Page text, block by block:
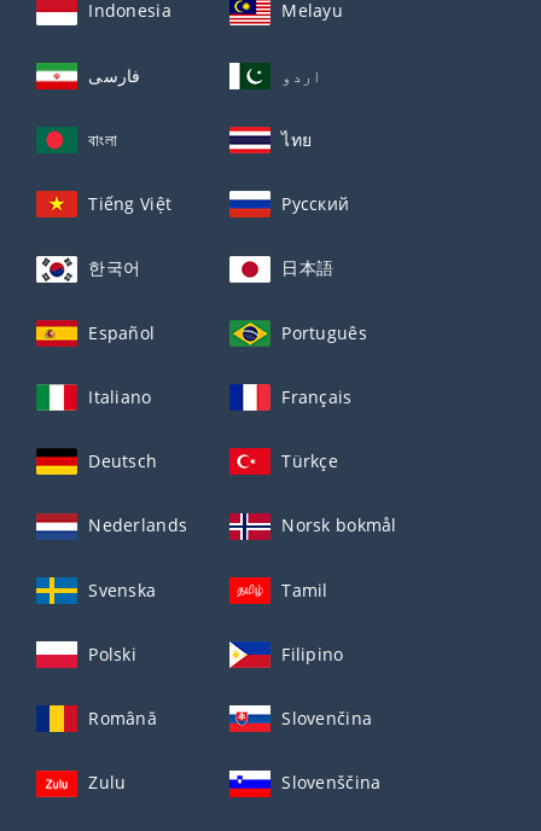
Indonesia Melayu
فارسی اردو
বাংলা ไทย
Tiếng Việt Русский
한국어 日本語
Español Português
Italiano Français
Deutsch Türkçe
Nederlands Norsk bokmål
Svenska Tamil
Polski Filipino
Română Slovenčina
Zulu Slovenščina